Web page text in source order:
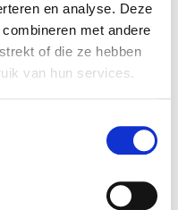
en analyse. Deze
met andere
of die ze hebben
van hun services.
btw.
bogen nodig, mail
aan
particulieren.